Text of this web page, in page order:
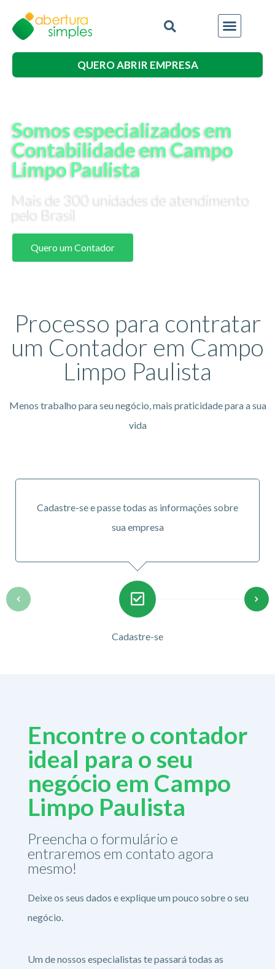
QUERO ABRIR EMPRESA
Somos especializados em
Contabilidade em Campo
Limpo Paulista
Mais de 300 unidades de atendimento
pelo Brasil
Quero um Contador
Processo para contratar
um Contador em Campo
Limpo Paulista
Menos trabalho para seu negócio, mais praticidade para a sua
vida
Cadastre-se e passe todas as informações sobre
sua empresa
Cadastre-se
Encontre o contador
ideal para o seu
negócio em Campo
Limpo Paulista
Preencha o formulário e
entraremos em contato agora
mesmo!
Deixe os seus dados e explique um pouco sobre o seu
negócio.
Um de nossos especialistas te passará todas as